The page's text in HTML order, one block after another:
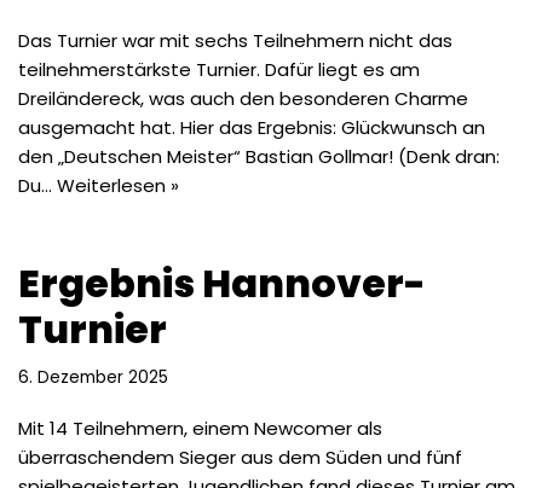
Das Turnier war mit sechs Teilnehmern nicht das
teilnehmerstärkste Turnier. Dafür liegt es am
Dreiländereck, was auch den besonderen Charme
ausgemacht hat. Hier das Ergebnis: Glückwunsch an
den „Deutschen Meister“ Bastian Gollmar! (Denk dran:
Du… Weiterlesen »
Ergebnis Hannover-
Turnier
6. Dezember 2025
Mit 14 Teilnehmern, einem Newcomer als
überraschendem Sieger aus dem Süden und fünf